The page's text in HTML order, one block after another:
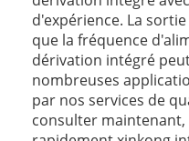
d'expérience. La
que la fréquence
dérivation intégré
nombreuses
par nos services de
consulter